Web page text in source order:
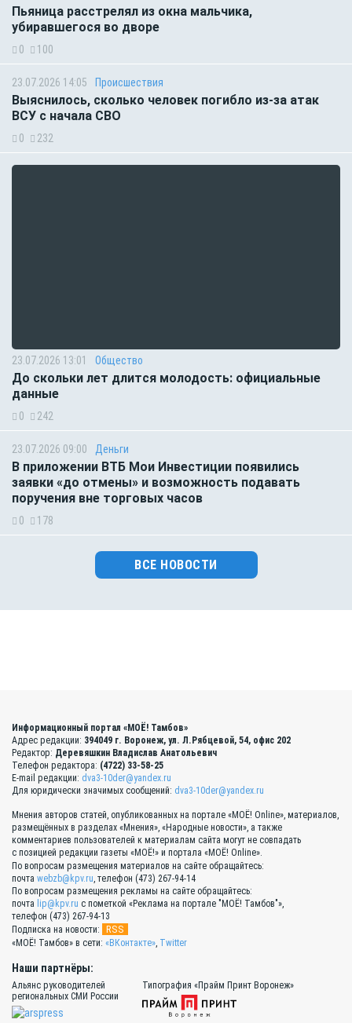
Пьяница расстрелял из окна мальчика,
убиравшегося во дворе
0 100
23.07.2026 14:05 Происшествия
Выяснилось, сколько человек погибло из-за атак
ВСУ с начала СВО
0 232
23.07.2026 13:01 Общество
До скольки лет длится молодость: официальные
данные
0 242
23.07.2026 09:00 Деньги
В приложении ВТБ Мои Инвестиции появились
заявки «до отмены» и возможность подавать
поручения вне торговых часов
0 178
ВСЕ НОВОСТИ
Информационный портал «МОЁ! Тамбов»
Адрес редакции: 394049 г. Воронеж, ул. Л.Рябцевой, 54, офис 202
Редактор: Деревяшкин Владислав Анатольевич
Телефон редактора: (4722) 33-58-25
E-mail редакции: dva3-10der@yandex.ru
Для юридически значимых сообщений: dva3-10der@yandex.ru
Мнения авторов статей, опубликованных на портале «МОЁ! Online», материалов,
размещённых в разделах «Мнения», «Народные новости», а также
комментариев пользователей к материалам сайта могут не совпадать
с позицией редакции газеты «МОЁ!» и портала «МОЁ! Online».
По вопросам размещения материалов на сайте обращайтесь:
почта webzb@kpv.ru, телефон (473) 267-94-14
По вопросам размещения рекламы на сайте обращайтесь:
почта lip@kpv.ru с пометкой «Реклама на портале "МОЁ! Тамбов"»,
телефон (473) 267-94-13
Подписка на новости:
RSS
«МОЁ! Тамбов» в сети: «ВКонтакте», Twitter
Наши партнёры:
Альянс руководителей
региональных СМИ России
Типография «Прайм Принт Воронеж»